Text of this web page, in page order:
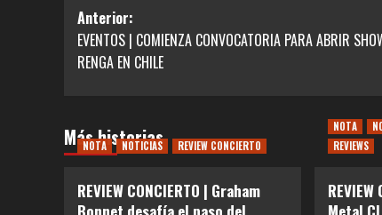
Navegación
de
entradas
Anterior:
EVENTOS | COMIENZA CONVOCATORIA PARA ABRIR
RENGA EN CHILE
Más historias
NOTA NOTICIAS REVIEW CONCIERTO
REVIEW CONCIERTO | Graham
NOTA
REVIEWS